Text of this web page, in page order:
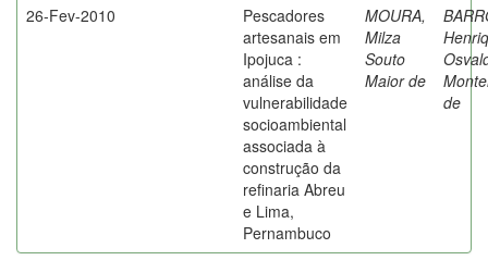
26-Fev-2010
Pescadores
artesanais em
Ipojuca :
análise da
vulnerabilidade
socioambiental
associada à
construção da
refinaria Abreu
e Lima,
Pernambuco
MOURA,
Milza
Souto
Maior de
de